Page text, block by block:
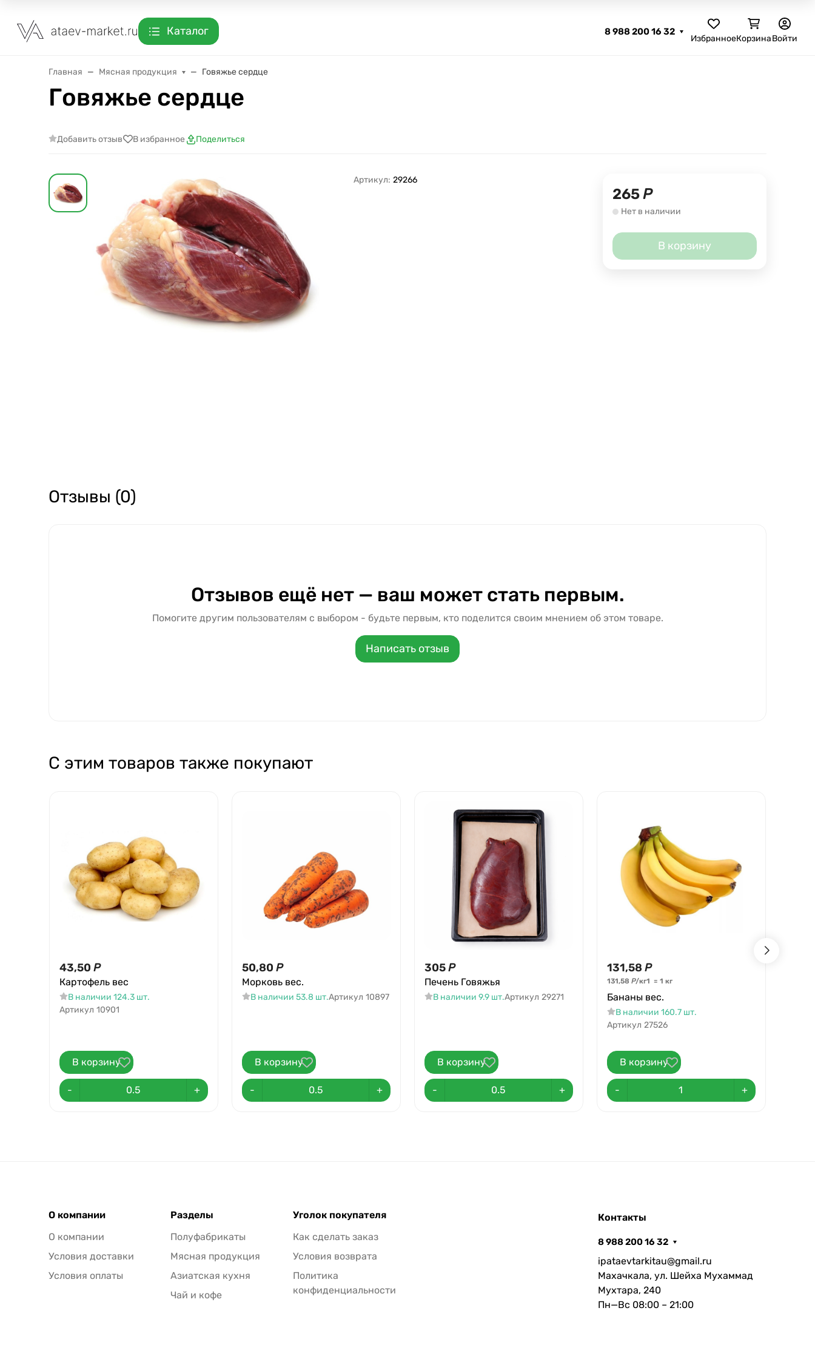
Каталог 8 988 200 16 32
ИзбранноеКорзинаВойти
Главная Мясная продукция Говяжье сердце
Говяжье сердце
Добавить отзыв В избранное Поделиться
Артикул: 29266
265Р
Нет в наличии
В корзину
Отзывы (0)
Отзывов ещё нет — ваш может стать первым.
Помогите другим пользователям с выбором - будьте первым, кто поделится своим мнением об этом товаре.
Написать отзыв
С этим товаров также покупают
43,50 Р
Картофель вес
В наличии 124.3 шт.
Артикул 10901
В корзину
- +
50,80 Р
Морковь вес.
В наличии 53.8 шт.Артикул 10897
В корзину
- +
305Р
Печень Говяжья
В наличии 9.9 шт.Артикул 29271
В корзину
- +
131,58 Р
131,58 Р/кг1 = 1 кг
Бананы вес.
В наличии 160.7 шт.
Артикул 27526
В корзину
- +
О компании
О компании
Условия доставки
Условия оплаты
Разделы
Полуфабрикаты
Мясная продукция
Азиатская кухня
Чай и кофе
Уголок покупателя
Как сделать заказ
Условия возврата
Политика
конфиденциальности
Контакты
8 988 200 16 32
ipataevtarkitau@gmail.ru
Махачкала, ул. Шейха Мухаммад
Мухтара, 240
Пн—Вс 08:00 – 21:00